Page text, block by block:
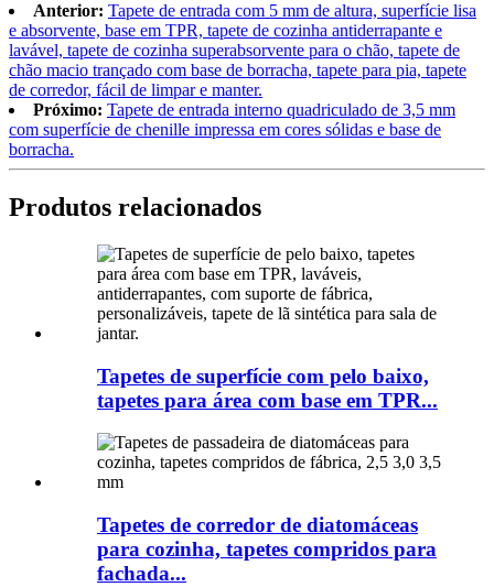
Anterior: Tapete de entrada com 5 mm de altura, superfície lisa
e absorvente, base em TPR, tapete de cozinha antiderrapante e
lavável, tapete de cozinha superabsorvente para o chão, tapete de
chão macio trançado com base de borracha, tapete para pia, tapete
de corredor, fácil de limpar e manter.
Próximo: Tapete de entrada interno quadriculado de 3,5 mm
com superfície de chenille impressa em cores sólidas e base de
borracha.
Produtos relacionados
Tapetes de superfície com pelo baixo,
tapetes para área com base em TPR...
Tapetes de corredor de diatomáceas
para cozinha, tapetes compridos para
fachada...